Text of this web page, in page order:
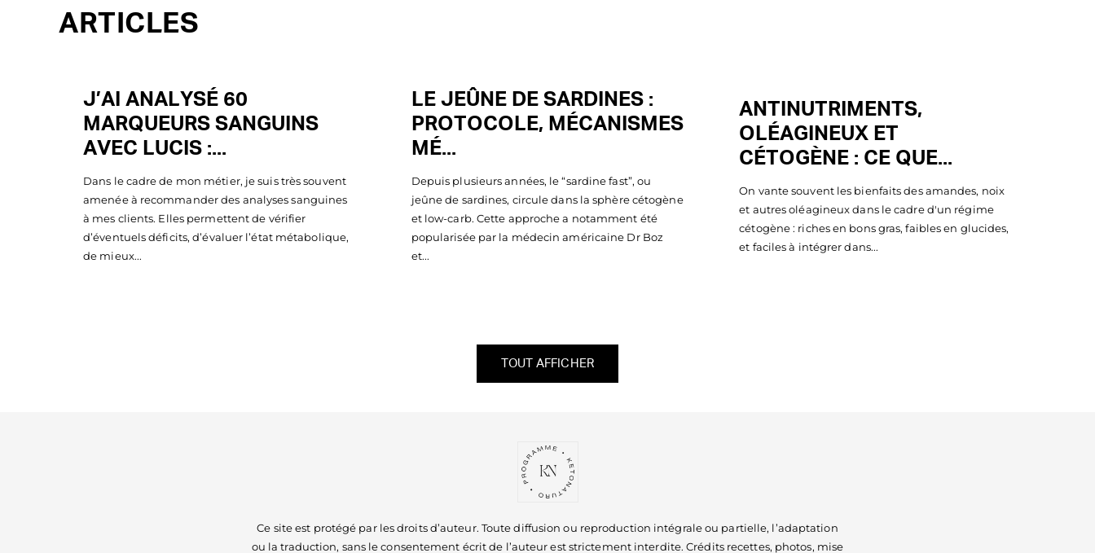
fenêtre
modale
ARTICLES
J’AI ANALYSÉ 60
MARQUEURS SANGUINS
AVEC LUCIS :...
Dans le cadre de mon métier, je suis très souvent
amenée à recommander des analyses sanguines
à mes clients. Elles permettent de vérifier
d’éventuels déficits, d’évaluer l’état métabolique,
de mieux...
LE JEÛNE DE SARDINES :
PROTOCOLE, MÉCANISMES
MÉ...
Depuis plusieurs années, le “sardine fast”, ou
jeûne de sardines, circule dans la sphère cétogène
et low-carb. Cette approche a notamment été
popularisée par la médecin américaine Dr Boz
et...
ANTINUTRIMENTS,
OLÉAGINEUX ET
CÉTOGÈNE : CE QUE...
On vante souvent les bienfaits des amandes, noix
et autres oléagineux dans le cadre d'un régime
cétogène : riches en bons gras, faibles en glucides,
et faciles à intégrer dans...
TOUT AFFICHER
Ce site est protégé par les droits d’auteur. Toute diffusion ou reproduction intégrale ou partielle, l’adaptation
ou la traduction, sans le consentement écrit de l’auteur est strictement interdite. Crédits recettes, photos, mise